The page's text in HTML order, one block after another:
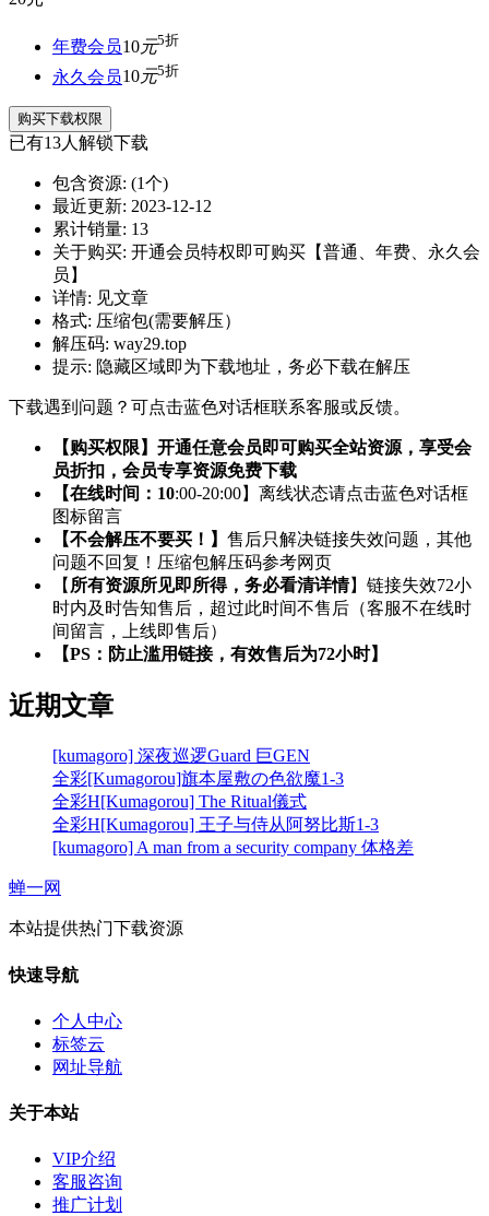
年费会员10元5折
永久会员10元5折
购买下载权限
已有13人解锁下载
包含资源: (1个)
最近更新: 2023-12-12
累计销量: 13
关于购买: 开通会员特权即可购买【普通、年费、永久会
员】
详情: 见文章
格式: 压缩包(需要解压）
解压码: way29.top
提示: 隐藏区域即为下载地址，务必下载在解压
下载遇到问题？可点击蓝色对话框联系客服或反馈。
【购买权限】开通任意会员即可购买全站资源，享受会
员折扣，会员专享资源免费下载
【在线时间：10:00-20:00】离线状态请点击蓝色对话框
图标留言
【不会解压不要买！】 售后只解决链接失效问题，其他
问题不回复！压缩包解压码参考网页
【 所有资源所见即所得，务必看清详情】链接失效72小
时内及时告知售后，超过此时间不售后（客服不在线时
间留言，上线即售后）
【PS：防止滥用链接，有效售后为72小时】
近期文章
[kumagoro] 深夜巡逻Guard 巨GEN
全彩[Kumagorou]旗本屋敷の色欲魔1-3
全彩H[Kumagorou] The Ritual儀式
全彩H[Kumagorou] 王子与侍从阿努比斯1-3
[kumagoro] A man from a security company 体格差
蝉一网
本站提供热门下载资源
快速导航
个人中心
标签云
网址导航
关于本站
VIP介绍
客服咨询
推广计划